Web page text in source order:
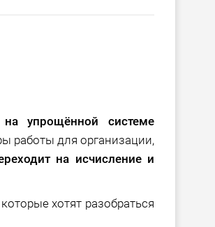
упрощённой системе
работы для организации,
на исчисление и
хотят разобраться